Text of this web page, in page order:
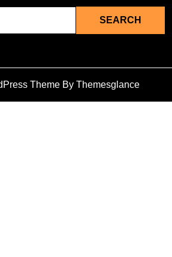
Theme By Themesglance